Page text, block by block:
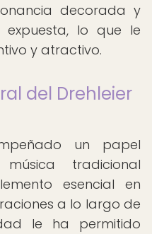
decorada y
lo que le
y atractivo.
del Drehleier
un papel
tradicional
esencial en
a lo largo de
le ha permitido